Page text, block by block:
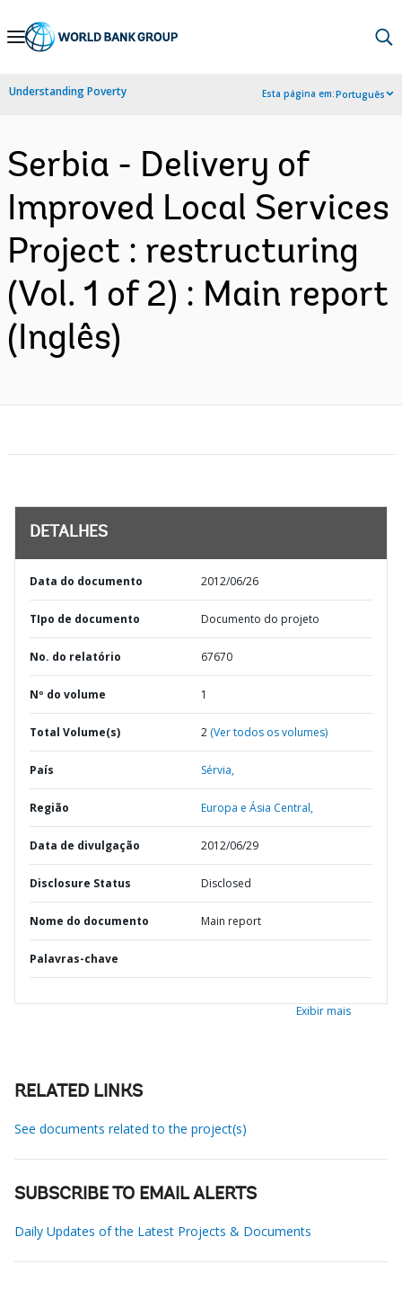
Skip
Navigation
Understanding Poverty Esta página em:Português
Serbia - Delivery of
Improved Local Services
Project : restructuring
(Vol. 1 of 2) : Main report
(Inglês)
DETALHES
Data do documento 2012/06/26
TIpo de documento Documento do projeto
No. do relatório 67670
Nº do volume 1
Total Volume(s) 2 (Ver todos os volumes)
País Sérvia,
Região Europa e Ásia Central,
Data de divulgação 2012/06/29
Disclosure Status Disclosed
Nome do documento Main report
Palavras-chave
Exibir mais
RELATED LINKS
See documents related to the project(s)
SUBSCRIBE TO EMAIL ALERTS
Daily Updates of the Latest Projects & Documents